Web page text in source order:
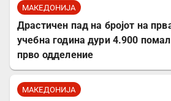
МАКЕДОНИЈА
Драстичен пад на бројот на
учебна година дури 4.900
прво одделение
МАКЕДОНИЈА